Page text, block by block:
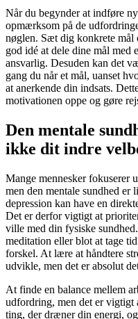
Når du begynder at indføre
opmærksom på de
nøglen. Sæt dig konkrete
god idé at dele dine mål med
ansvarlig. Desuden kan det
gang du når et mål, uanset
at anerkende din indsats.
motivationen oppe og gøre
Den mentale
ikke dit indre
Mange mennesker fokuserer
men den mentale sundhed er
depression kan have en
Det er derfor vigtigt at
ville med din fysiske
meditation eller blot at tage
forskel. At lære at håndtere
udvikle, men det er absolut
At finde en balance mellem
udfordring, men det er
ting, der dræner din energi,